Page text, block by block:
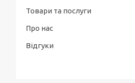
Товари та послуги
Про нас
Відгуки